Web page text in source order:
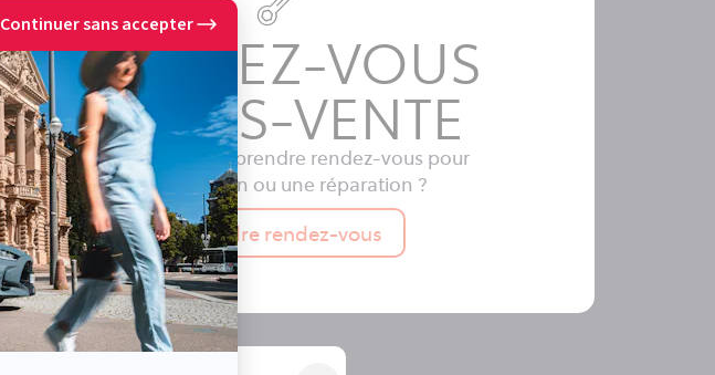
Continuer sans accepter
RENDEZ-VOUS
APRÈS-VENTE
Vous souhaitez prendre rendez-vous pour
un entretien ou une réparation ?
Prendre rendez-vous